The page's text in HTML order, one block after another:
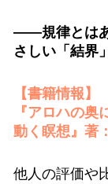
――規律とはあ
さしい「結界
【書籍情報】
『アロハの
動く瞑想』著
他人の評価や